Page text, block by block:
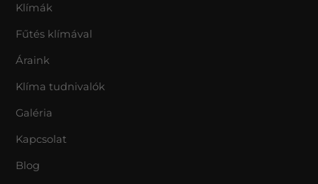
Klímák
Fűtés klímával
Áraink
Klíma tudnivalók
Galéria
Kapcsolat
Blog